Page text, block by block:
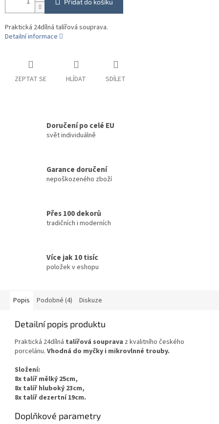
Přidat do košíku
Praktická 24dílná talířová souprava.
Detailní informace
ZEPTAT SE HLÍDAT SDÍLET
Doručení po celé EU
svět individuálně
Garance doručení
nepoškozeného zboží
Přes 100 dekorů
tradičních i moderních
Více jak 10 tisíc
položek v eshopu
Popis Podobné (4) Diskuze
Detailní popis produktu
Praktická 24dílná talířová souprava z kvalitního českého
porcelánu. Vhodná do myčky i mikrovlnné trouby.
Složení:
8x talíř mělký 25cm,
8x talíř hluboký 23cm,
8x talíř dezertní 19cm.
Doplňkové parametry